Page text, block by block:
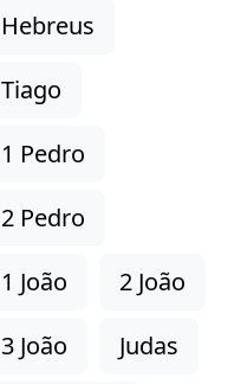
Hebreus
Tiago
1 Pedro
2 Pedro
1 João
2 João
3 João
Judas